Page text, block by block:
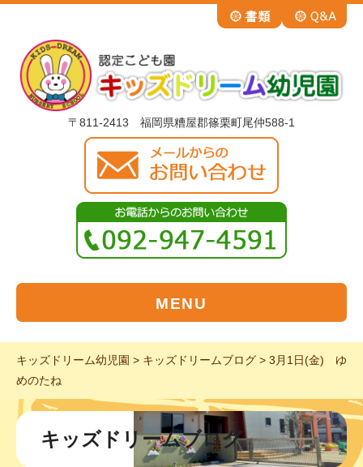
〒811-2413 福岡県糟屋郡篠栗町尾仲588-1
MENU
キッズドリーム幼児園 > キッズドリームブログ > 3月1日(金) ゆ
めのたね
キッズドリームブログ